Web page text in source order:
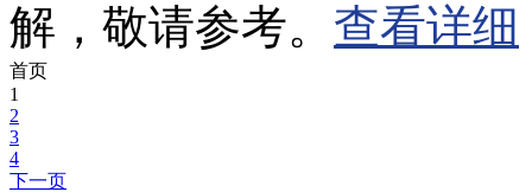
解，敬请参考。 查看详细
首页
1
2
3
4
下一页